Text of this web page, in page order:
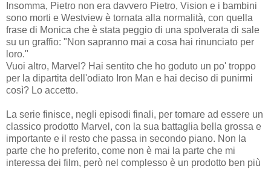
Insomma, Pietro non era davvero Pietro, Vision e i bambini
sono morti e Westview è tornata alla normalità, con quella
frase di Monica che è stata peggio di una spolverata di sale
su un graffio: "Non sapranno mai a cosa hai rinunciato per
loro."
Vuoi altro, Marvel? Hai sentito che ho goduto un po' troppo
per la dipartita dell'odiato Iron Man e hai deciso di punirmi
così? Lo accetto.
La serie finisce, negli episodi finali, per tornare ad essere un
classico prodotto Marvel, con la sua battaglia bella grossa e
importante e il resto che passa in secondo piano. Non la
parte che ho preferito, come non è mai la parte che mi
interessa dei film, però nel complesso è un prodotto ben più